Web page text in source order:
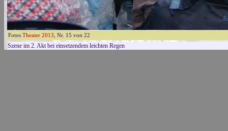
Fotos Theater 2013 , Nr. 15 von 22
Szene im 2. Akt bei einsetzendem leichten Regen